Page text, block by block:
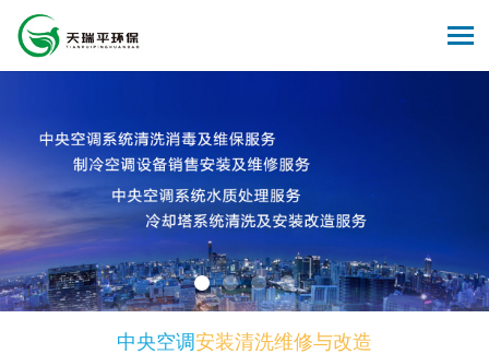
中央空调安装清洗维修与改造